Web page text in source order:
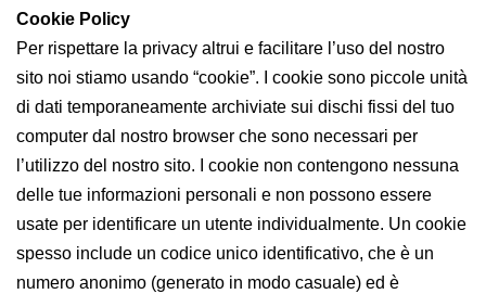
Cookie Policy
Per rispettare la privacy altrui e facilitare l’uso del nostro
sito noi stiamo usando “cookie”. I cookie sono piccole unità
di dati temporaneamente archiviate sui dischi fissi del tuo
computer dal nostro browser che sono necessari per
l’utilizzo del nostro sito. I cookie non contengono nessuna
delle tue informazioni personali e non possono essere
usate per identificare un utente individualmente. Un cookie
spesso include un codice unico identificativo, che è un
numero anonimo (generato in modo casuale) ed è